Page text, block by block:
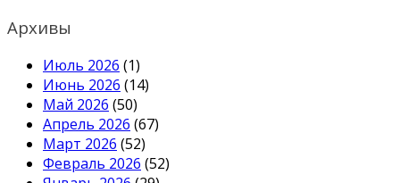
Архивы
Июль 2026 (1)
Июнь 2026 (14)
Май 2026 (50)
Апрель 2026 (67)
Март 2026 (52)
Февраль 2026 (52)